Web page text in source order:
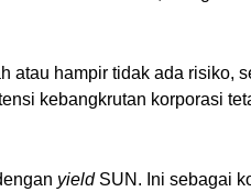
hampir tidak ada risiko,
kebangkrutan korporasi
yieldSUN. Ini sebagai